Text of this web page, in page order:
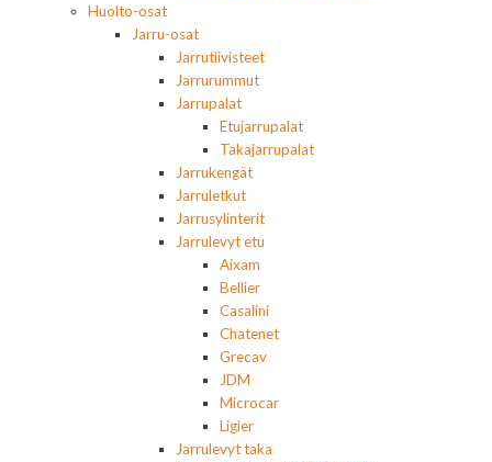
Huolto-osat
Jarru-osat
Jarrutiivisteet
Jarrurummut
Jarrupalat
Etujarrupalat
Takajarrupalat
Jarrukengät
Jarruletkut
Jarrusylinterit
Jarrulevyt etu
Aixam
Bellier
Casalini
Chatenet
Grecav
JDM
Microcar
Ligier
Jarrulevyt taka